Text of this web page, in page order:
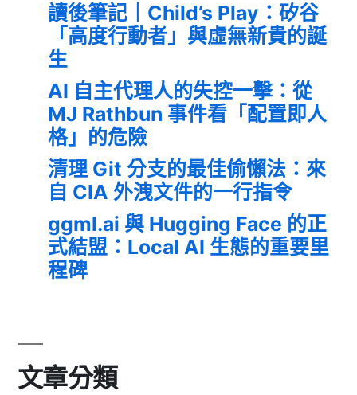
讀後筆記｜Child’s Play：矽谷
「高度行動者」與虛無新貴的誕
生
AI 自主代理人的失控一擊：從
MJ Rathbun 事件看「配置即人
格」的危險
清理 Git 分支的最佳偷懶法：來
自 CIA 外洩文件的一行指令
ggml.ai 與 Hugging Face 的正
式結盟：Local AI 生態的重要里
程碑
文章分類